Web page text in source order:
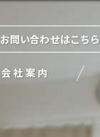
お問い合わせはこちら
会社案内